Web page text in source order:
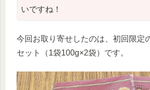
いですね！
今回お取り寄せしたのは、初回限定
セット（1袋100g×2袋）です。